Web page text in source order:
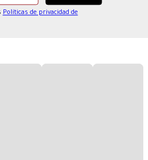
Políticas de privacidad de